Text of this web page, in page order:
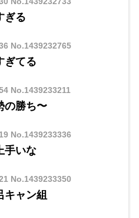
ぎる
No.1439232765
ぎてる
No.1439233211
の勝ち〜
No.1439233336
手いな
No.1439233350
キャン組